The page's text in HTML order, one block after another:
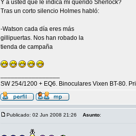
Y a usted que le indica mi querido Sherlock?
Tras un corto silencio Holmes habló:
-Watson cada día eres más
gillipuertas. Nos han robado la
tienda de campaña
SW 254/1200 + EQ6. Binoculares Vixen BT-80.
Publicado: 02 Jun 2008 21:26 Asunto: